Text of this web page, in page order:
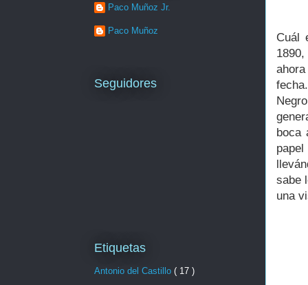
Cuál
boca
papel
sabe
una
Paco Muñoz Jr.
Paco Muñoz
Seguidores
Etiquetas
Antonio del Castillo ( 17 )